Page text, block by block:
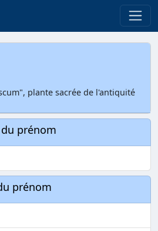
plante sacrée de l'antiquité
prénom
prénom